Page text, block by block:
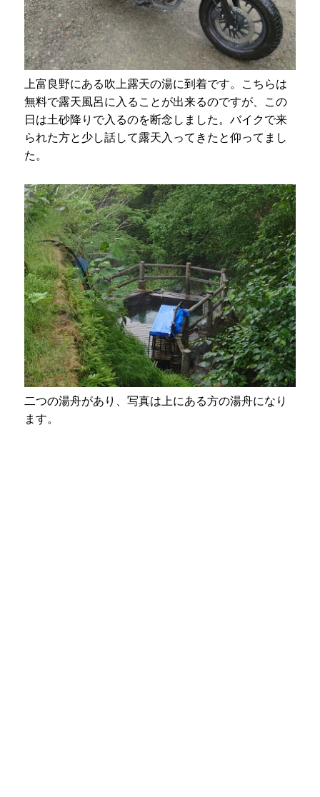
上富良野にある吹上露天の湯に到着です。こちらは
無料で露天風呂に入ることが出来るのですが、この
日は土砂降りで入るのを断念しました。バイクで来
られた方と少し話して露天入ってきたと仰ってまし
た。
二つの湯舟があり、写真は上にある方の湯舟になり
ます。